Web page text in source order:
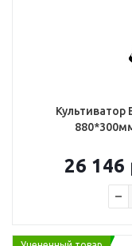
Культиватор
26 146